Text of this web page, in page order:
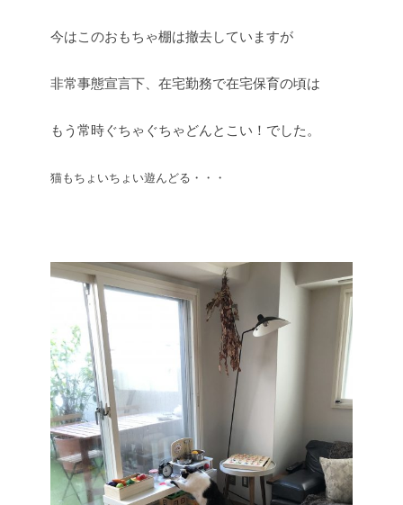
今はこのおもちゃ棚は撤去していますが
非常事態宣言下、在宅勤務で在宅保育の頃は
もう常時ぐちゃぐちゃどんとこい！でした。
猫もちょいちょい遊んどる・・・